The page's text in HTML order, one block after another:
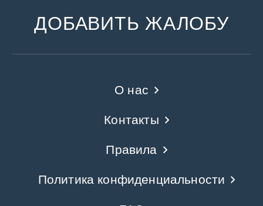
ДОБАВИТЬ ЖАЛОБУ
О нас
Контакты
Правила
Политика конфиденциальности